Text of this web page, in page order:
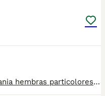
Disponible cachorros de pomerania hembras particolores, vacunados y desparasitados listos para entregar. Más información wasap al 650546192